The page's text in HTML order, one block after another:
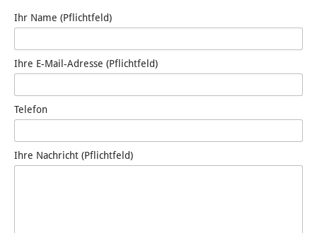
Ihr Name (Pflichtfeld)
Ihre E-Mail-Adresse (Pflichtfeld)
Telefon
Ihre Nachricht (Pflichtfeld)